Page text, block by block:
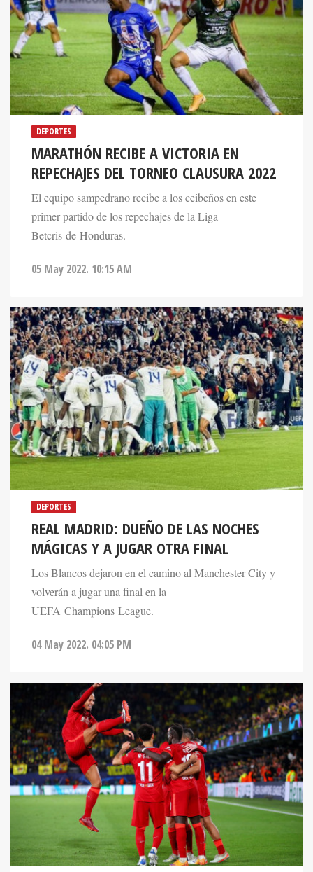
DEPORTES
MARATHÓN RECIBE A VICTORIA EN
REPECHAJES DEL TORNEO CLAUSURA 2022
El equipo sampedrano recibe a los ceibeños en este
primer partido de los repechajes de la Liga
Betcris de Honduras.
05 May 2022. 10:15 AM
DEPORTES
REAL MADRID: DUEÑO DE LAS NOCHES
MÁGICAS Y A JUGAR OTRA FINAL
Los Blancos dejaron en el camino al Manchester City y
volverán a jugar una final en la
UEFA Champions League.
04 May 2022. 04:05 PM